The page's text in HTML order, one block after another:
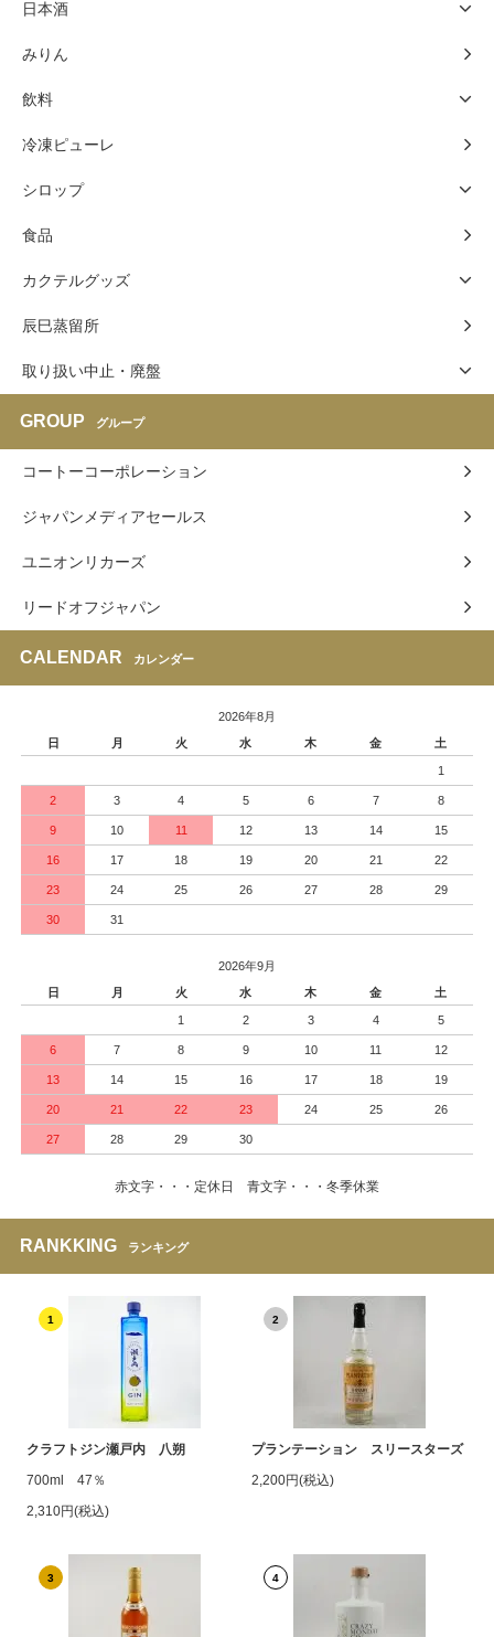
日本酒
みりん
飲料
冷凍ピューレ
シロップ
食品
カクテルグッズ
辰巳蒸留所
取り扱い中止・廃盤
GROUP グループ
コートーコーポレーション
ジャパンメディアセールス
ユニオンリカーズ
リードオフジャパン
CALENDAR カレンダー
2026年8月
日
月 火 水 木 金 土
1
2 3 4 5 6 7 8
9 10 11 12 13 14 15
16 17 18 19 20 21 22
23 24 25 26 27 28 29
30 31
2026年9月
日
月 火 水 木 金 土
1 2 3 4 5
6 7 8 9 10 11 12
13 14 15 16 17 18 19
20 21 22 23 24 25 26
27 28 29 30
赤文字・・・定休日 青文字・・・冬季休業
RANKKING ランキング
1
クラフトジン瀬戸内 八朔
700ml 47％
2,310円(税込)
2
プランテーション スリースターズ
2,200円(税込)
3 4